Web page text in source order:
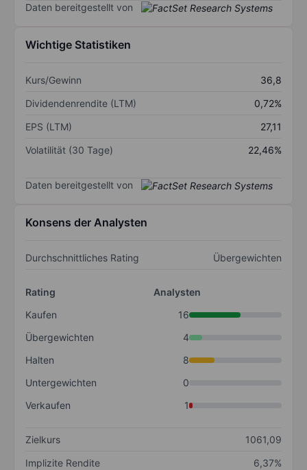
Daten bereitgestellt von
Wichtige Statistiken
Kurs/Gewinn
36,8
Dividendenrendite (LTM)
0,72%
EPS (LTM)
27,11
Volatilität (30 Tage)
22,46%
Daten bereitgestellt von
Konsens der Analysten
Durchschnittliches Rating Übergewichten
Rating
Analysten
Kaufen
16
Übergewichten
4
Halten
8
Untergewichten
0
Verkaufen
1
Zielkurs
1061,09
Implizite Rendite
6,37%